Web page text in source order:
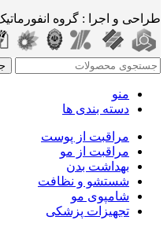
طراحی و اجرا : گروه انفورماتیک
منو
دسته بندی ها
مراقبت از پوست
مراقبت از مو
بهداشت بدن
شستشو و نظافت
شامپوی مو
تجهیزات پزشکی